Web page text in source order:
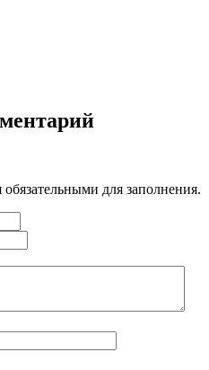
обязательными для заполнения.